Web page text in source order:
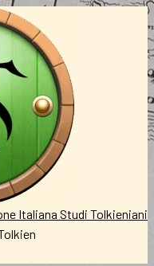
Italiana Studi Tolkieniani